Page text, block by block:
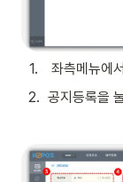
1.
좌측메뉴에
2. 공지등록을